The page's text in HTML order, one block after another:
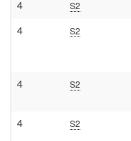
4 S2
4 S2
4 S2
4 S2